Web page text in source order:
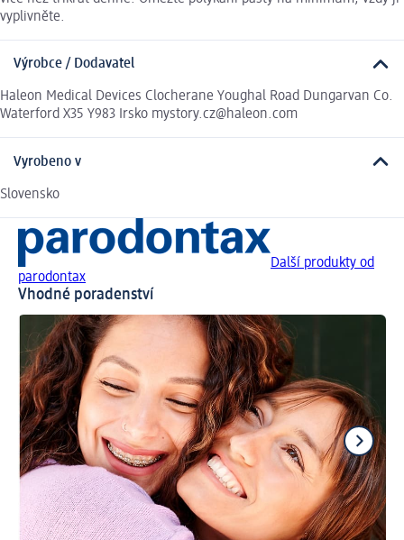
vyplivněte.
Výrobce / Dodavatel
Haleon Medical Devices Clocherane Youghal Road Dungarvan Co.
Waterford X35 Y983 Irsko mystory.cz@haleon.com
Vyrobeno v
Slovensko
Další produkty od
parodontax
Vhodné poradenství